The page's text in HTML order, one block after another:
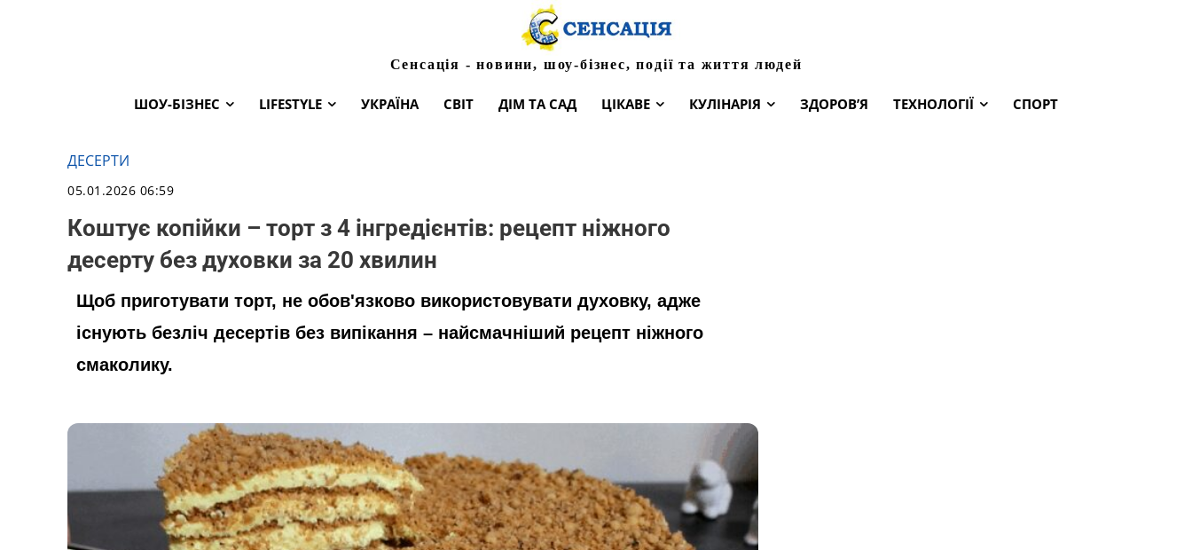
Сенсація - новини, шоу-бізнес, події та життя людей
ШОУ-БІЗНЕС LIFESTYLE УКРАЇНА СВІТ ДІМ ТА САД ЦІКАВЕ КУЛІНАРІЯ ЗДОРОВ’Я ТЕХНОЛОГІЇ СПОРТ
ДЕСЕРТИ
05.01.2026 06:59
Коштує копійки – торт з 4 інгредієнтів: рецепт ніжного
десерту без духовки за 20 хвилин
Щоб приготувати торт, не обов'язково використовувати духовку, адже
існують безліч десертів без випікання – найсмачніший рецепт ніжного
смаколику.